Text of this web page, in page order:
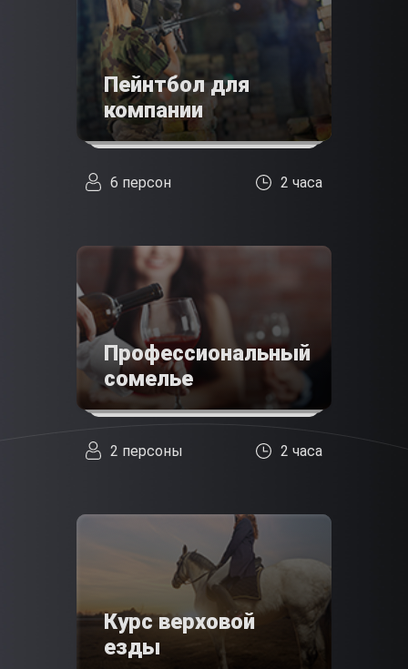
Пейнтбол для
компании
6 персон 2 часа
Профессиональный
сомелье
2 персоны 2 часа
Курс верховой
езды